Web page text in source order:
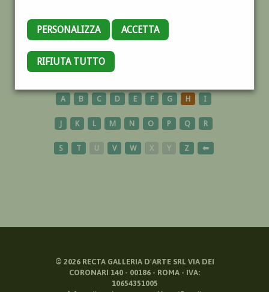
PERSONALIZZA ACCETTA
RIFIUTA TUTTO
CELIO
A B C D E F G H I
J K L M N O P Q R
S T U V W X Y Z ⬅
© 2026RECTA GALLERIA D'ARTE SRL VIA DEI
CORONARI 140 - 00186 - ROMA - IVA:
10654351005